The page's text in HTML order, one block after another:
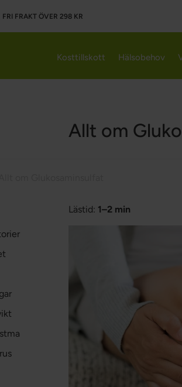
FRAKT ÖVER 298 KR
Kosttillskott Hälsobehov
Allt om
Lästid: 1–2 min